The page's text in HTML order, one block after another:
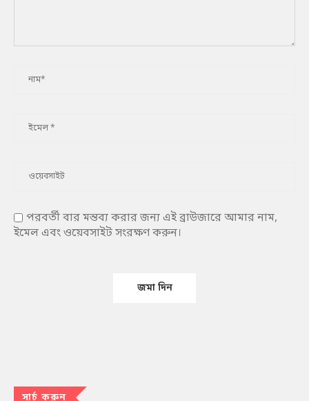
পরবর্তী বার মন্তব্য করার জন্য এই ব্রাউজারে আমার নাম,
ইমেল এবং ওয়েবসাইট সংরক্ষণ করুন।
সার্চ করুন